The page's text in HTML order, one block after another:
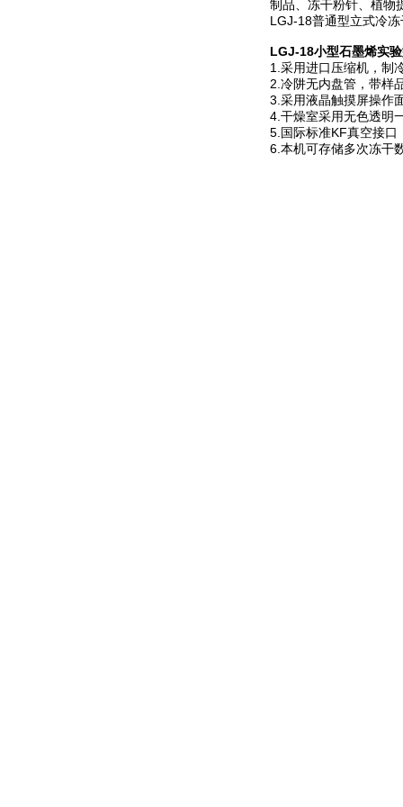
制品、冻干粉针、植物
LGJ-18普通型立式冷
LGJ-18小型石墨烯实
1.采用进口压缩机，制
2.冷阱无内盘管，带样
3.采用液晶触摸屏操作
4.干燥室采用无色透明
5.国际标准KF真空接口
6.本机可存储多次冻干